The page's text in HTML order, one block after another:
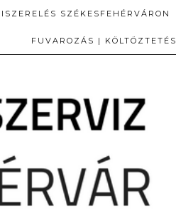
SZÉKESFEHÉRVÁRON
FUVAROZÁS | KÖLTÖZTETÉS